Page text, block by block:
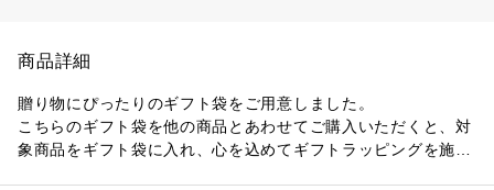
商品詳細
贈り物にぴったりのギフト袋をご用意しました。
こちらのギフト袋を他の商品とあわせてご購入いただくと、対
象商品をギフト袋に入れ、心を込めてギフトラッピングを施し